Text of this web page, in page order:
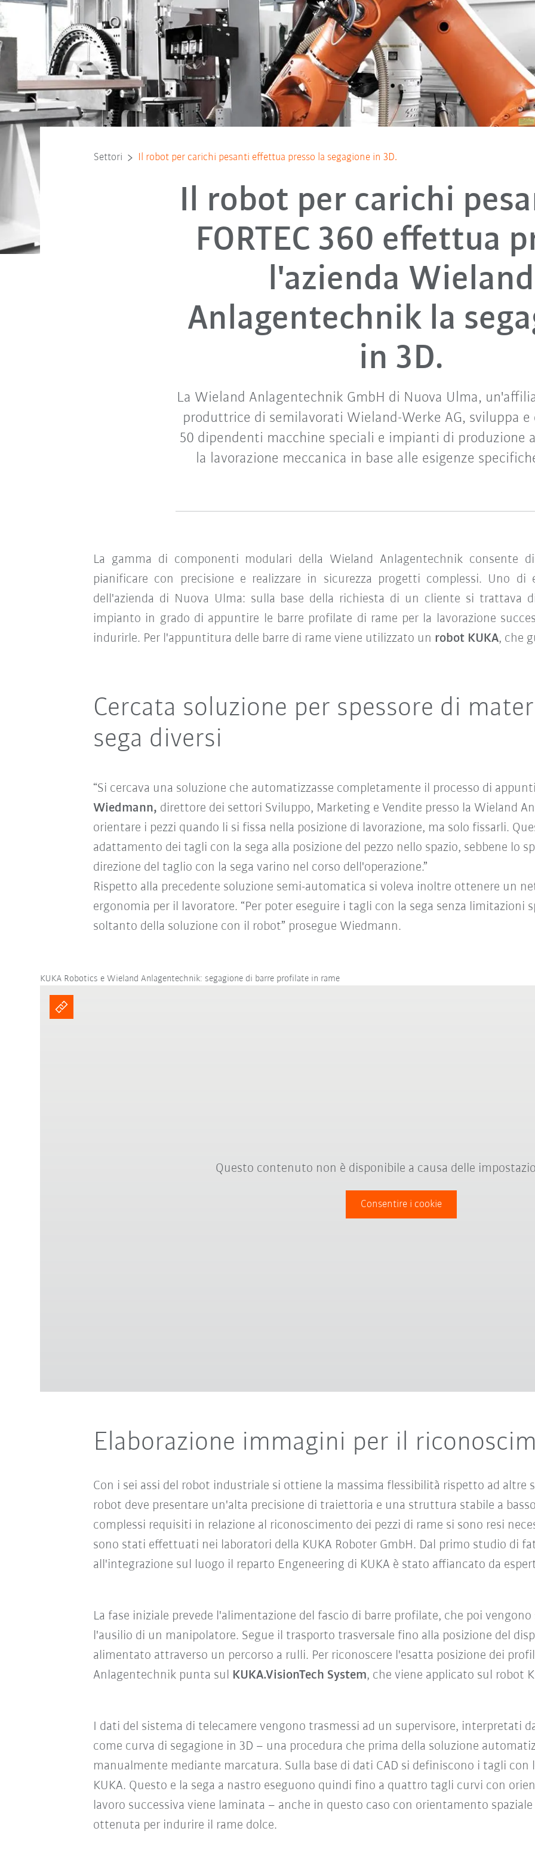
Settori Il robot per carichi pesanti effettua presso la segagione in 3D.
Il robot per carichi
FORTEC 360 effettua
l'azienda Wieland
Anlagentechnik la
in 3D.
La Wieland Anlagentechnik GmbH di Nuova Ulma,
produttrice di semilavorati Wieland-Werke AG, sviluppa e
50 dipendenti macchine speciali e impianti di produzione
la lavorazione meccanica in base alle esigenze
La gamma di componenti modulari della Wieland Anlagentechnik consente
pianificare con precisione e realizzare in sicurezza progetti complessi. Uno di
dell'azienda di Nuova Ulma: sulla base della richiesta di un cliente si trattava
impianto in grado di appuntire le barre profilate di rame per la lavorazione
indurirle. Per l'appuntitura delle barre di rame viene utilizzato un robot KUKA, che
Cercata soluzione per spessore di
sega diversi
“Si cercava una soluzione che automatizzasse completamente il processo di
Wiedmann, direttore dei settori Sviluppo, Marketing e Vendite presso la Wieland
orientare i pezzi quando li si fissa nella posizione di lavorazione, ma solo fissarli.
adattamento dei tagli con la sega alla posizione del pezzo nello spazio, sebbene lo
direzione del taglio con la sega varino nel corso dell'operazione.”
Rispetto alla precedente soluzione semi-automatica si voleva inoltre ottenere un
ergonomia per il lavoratore. “Per poter eseguire i tagli con la sega senza limitazioni
soltanto della soluzione con il robot” prosegue Wiedmann.
KUKA Robotics e Wieland Anlagentechnik: segagione di barre profilate in rame
Questo contenuto non è disponibile a causa delle
Consentire i cookie
Elaborazione immagini per il
Con i sei assi del robot industriale si ottiene la massima flessibilità rispetto ad altre
robot deve presentare un'alta precisione di traiettoria e una struttura stabile a
complessi requisiti in relazione al riconoscimento dei pezzi di rame si sono resi
sono stati effettuati nei laboratori della KUKA Roboter GmbH. Dal primo studio di
all'integrazione sul luogo il reparto Engeneering di KUKA è stato affiancato da
La fase iniziale prevede l'alimentazione del fascio di barre profilate, che poi
l'ausilio di un manipolatore. Segue il trasporto trasversale fino alla posizione del
alimentato attraverso un percorso a rulli. Per riconoscere l'esatta posizione dei
Anlagentechnik punta sul KUKA.VisionTech System, che viene applicato sul robot
I dati del sistema di telecamere vengono trasmessi ad un supervisore, interpretati
come curva di segagione in 3D – una procedura che prima della soluzione
manualmente mediante marcatura. Sulla base di dati CAD si definiscono i tagli con
KUKA. Questo e la sega a nastro eseguono quindi fino a quattro tagli curvi con
lavoro successiva viene laminata – anche in questo caso con orientamento
ottenuta per indurire il rame dolce.